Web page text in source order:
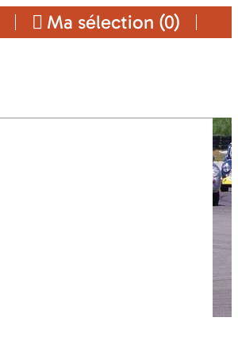
Ma sélection (0)